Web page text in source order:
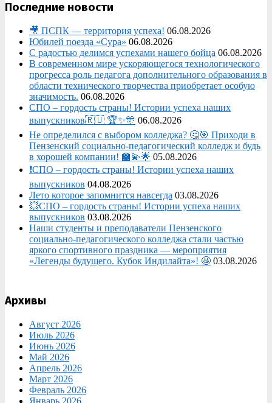
Последние новости
🎥 ПСПК — территория успеха! 06.08.2026
Юбилей поезда «Сура» 06.08.2026
С радостью делимся успехами нашего бойца 06.08.2026
В современном мире ускоряющегося технологического
прогресса роль педагога дополнительного образования в
области технического творчества приобретает особую
значимость. 06.08.2026
СПО – гордость страны! Истории успеха наших
выпускников🇷🇺 🏆✨🎊 06.08.2026
Не определился с выбором колледжа? 🤔🎯 Приходи в
Пензенский социально-педагогический колледж и будь
в хорошей компании! 🏫💫🌟 05.08.2026
❗СПО – гордость страны! Истории успеха наших
выпускников 04.08.2026
Лето которое запомнится навсегда 03.08.2026
💥СПО – гордость страны! Истории успеха наших
выпускников 03.08.2026
Наши студенты и преподаватели Пензенского
социально‑педагогического колледжа стали частью
яркого спортивного праздника — мероприятия
«Легенды будущего. Кубок Индилайта»! 🤩 03.08.2026
Архивы
Август 2026
Июль 2026
Июнь 2026
Май 2026
Апрель 2026
Март 2026
Февраль 2026
Январь 2026